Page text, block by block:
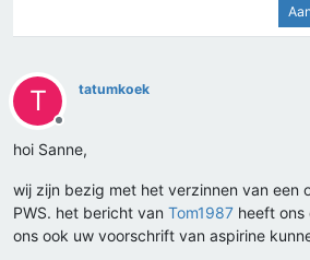
T
Offline
tatumkoek
hoi Sanne,
wij zijn bezig met het verzinnen van een
PWS. het bericht van Tom1987 heeft ons
ons ook uw voorschrift van aspirine